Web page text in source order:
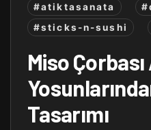
#atiktasanata
#sticks-n-sushi
Miso Çorbası
Tasarımı